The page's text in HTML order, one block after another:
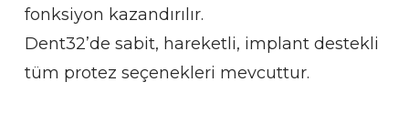
fonksiyon kazandırılır.
Dent32’de sabit, hareketli, implant destekli
tüm protez seçenekleri mevcuttur.